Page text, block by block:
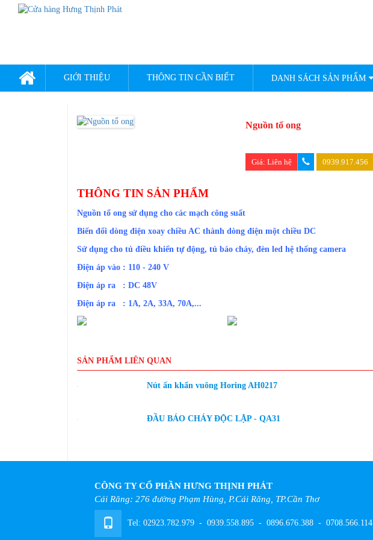
GIỚI THIỆU THÔNG TIN CẦN BIẾT DANH SÁCH SẢN PHẨM
Nguồn tổ ong
Giá: Liên hệ 0939.917.456
THÔNG TIN SẢN PHẨM
Nguồn tổ ong sử dụng cho các mạch công suất
Biến đổi dòng điện xoay chiều AC thành dòng điện một chiều DC
Sử dụng cho tủ điều khiển tự động, tủ báo cháy, đèn led hệ thống camera
Điện áp vào : 110 - 240 V
Điện áp ra : DC 48V
Điện áp ra : 1A, 2A, 33A, 70A,...
SẢN PHẨM LIÊN QUAN
Nút ấn khẩn vuông Horing AH0217
ĐẦU BÁO CHÁY ĐỘC LẬP - QA31
CÔNG TY CỔ PHẦN HƯNG THỊNH PHÁT
Cái Răng: 276 đường Phạm Hùng, P.Cái Răng, TP.Cần Thơ
Tel: 02923.782.979 - 0939.558.895 - 0896.676.388 - 0708.566.114